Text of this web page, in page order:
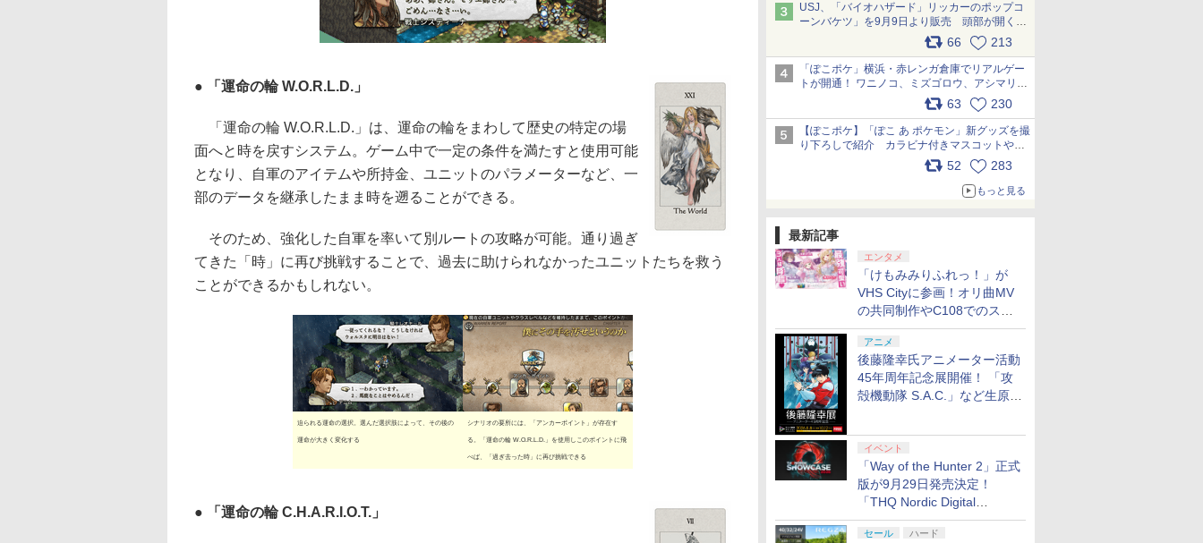
USJ、「バイオハザード」リッカーのポップコ
ーンバケツ」を9月9日より販売 頭部が開く仕
組み。味は恐怖を堪のう「味噌フレーバー」
66 213
「ぽこポケ」横浜・赤レンガ倉庫でリアルゲー
トが開通！ ワニノコ、ミズゴロウ、アシマリ登
場シーンをレポート pic.x.com/LDgEByVl6D
63 230
【ぽこポケ】「ぽこ あ ポケモン」新グッズを撮
り下ろしで紹介 カラビナ付きマスコットやス
52 283
もっと見る
最新記事
エンタメ
「けもみみりふれっ！」が
VHS Cityに参画！オリ曲MV
の共同制作やC108でのスペ
シャルコラボ広告を掲出
アニメ
後藤隆幸氏アニメーター活動
45年周年記念展開催！ 「攻
殻機動隊 S.A.C.」など生原
イベント
「Way of the Hunter 2」正式
版が9月29日発売決定！
「THQ Nordic Digital
Showcase 2026」まとめ
セール ハード
● 「運命の輪 W.O.R.L.D.」
「運命の輪 W.O.R.L.D.」は、運命の輪をまわして歴史の特定の場
面へと時を戻すシステム。ゲーム中で一定の条件を満たすと使用可能
となり、自軍のアイテムや所持金、ユニットのパラメーターなど、一
部のデータを継承したまま時を遡ることができる。
そのため、強化した自軍を率いて別ルートの攻略が可能。通り過ぎ
てきた「時」に再び挑戦することで、過去に助けられなかったユニットたちを救う
ことができるかもしれない。
迫られる運命の選択。選んだ選択肢によって、その後の
運命が大きく変化する
シナリオの要所には、「アンカーポイント」が存在す
る。「運命の輪 W.O.R.L.D.」を使用しこのポイントに飛
べば、「過ぎ去った時」に再び挑戦できる
● 「運命の輪 C.H.A.R.I.O.T.」